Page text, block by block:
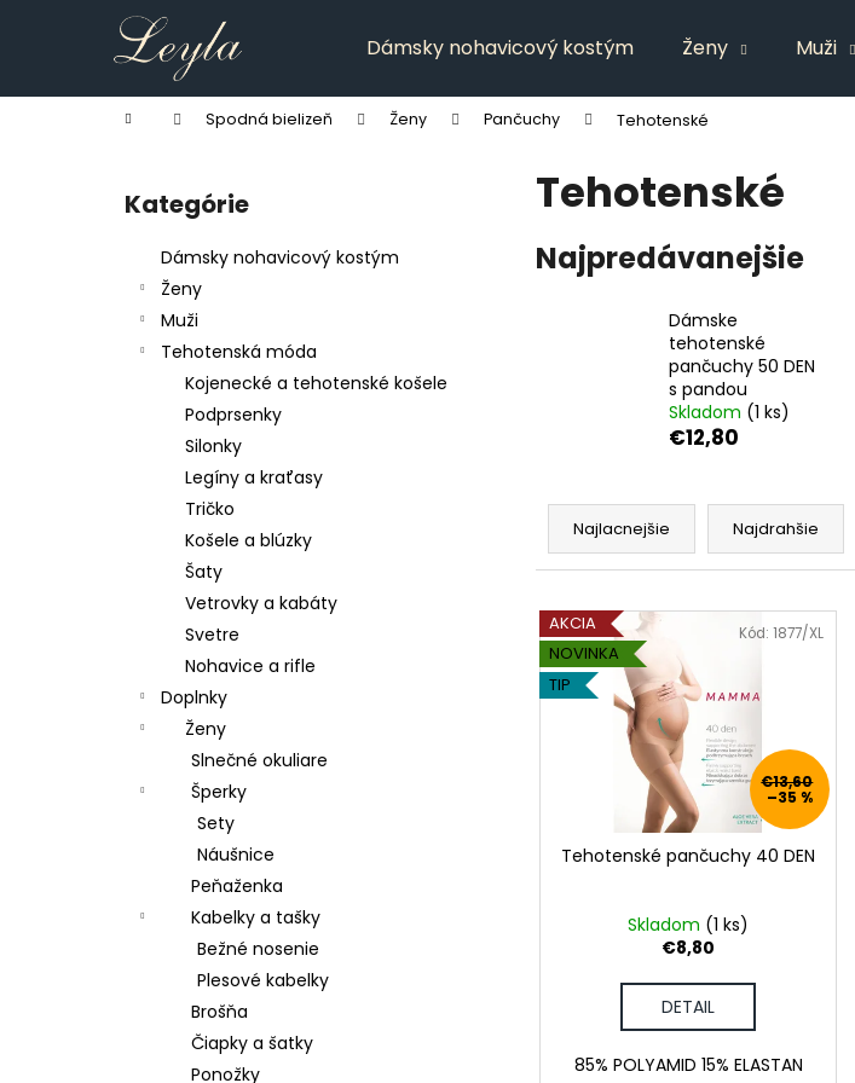
Dámsky nohavicový kostým Ženy Muži
Domov Spodná bielizeň Ženy Pančuchy Tehotenské
Preskočiť
kategórie
Kategórie
Dámsky nohavicový kostým
Ženy
Muži
Tehotenská móda
Kojenecké a tehotenské košele
Podprsenky
Silonky
Legíny a kraťasy
Tričko
Košele a blúzky
Šaty
Vetrovky a kabáty
Svetre
Nohavice a rifle
Doplnky
Ženy
Slnečné okuliare
Šperky
Sety
Náušnice
Peňaženka
Kabelky a tašky
Bežné nosenie
Plesové kabelky
Brošňa
Čiapky a šatky
Ponožky
Tehotenské
Najpredávanejšie
Dámske
tehotenské
pančuchy 50 DEN
s pandou
Skladom (1 ks)
€12,80
R
d
n
i
e
Najlacnejšie Najdrahšie
V
ý
p
i
AKCIA
NOVINKA
TIP
€13,60
–35 %
Tehotenské pančuchy 40 DEN
Skladom (1 ks)
€8,80
DETAIL
85% POLYAMID 15% ELASTAN
Kód:1877/XL
í
Späť
do
Späť
do
Čo potrebujete nájsť?
Odporúčame
DÁMSKE PAPUČE
€15,80
POHÁR K VÝROČIU
€18,90